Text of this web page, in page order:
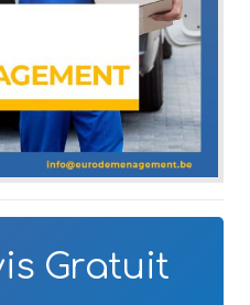
Gratuit